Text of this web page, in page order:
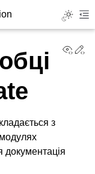
Toggle
з
документація